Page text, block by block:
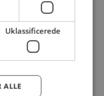
Uklassificerede
ALLE